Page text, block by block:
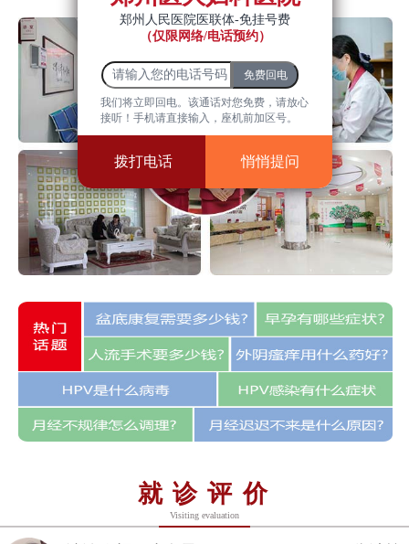
就诊评价
Visiting evaluation
郑州人民医院医联体-免挂号费
（仅限网络/电话预约）
我们将立即回电。该通话对您免费，请放心
接听！手机请直接输入，座机前加区号。
拨打电话 悄悄提问